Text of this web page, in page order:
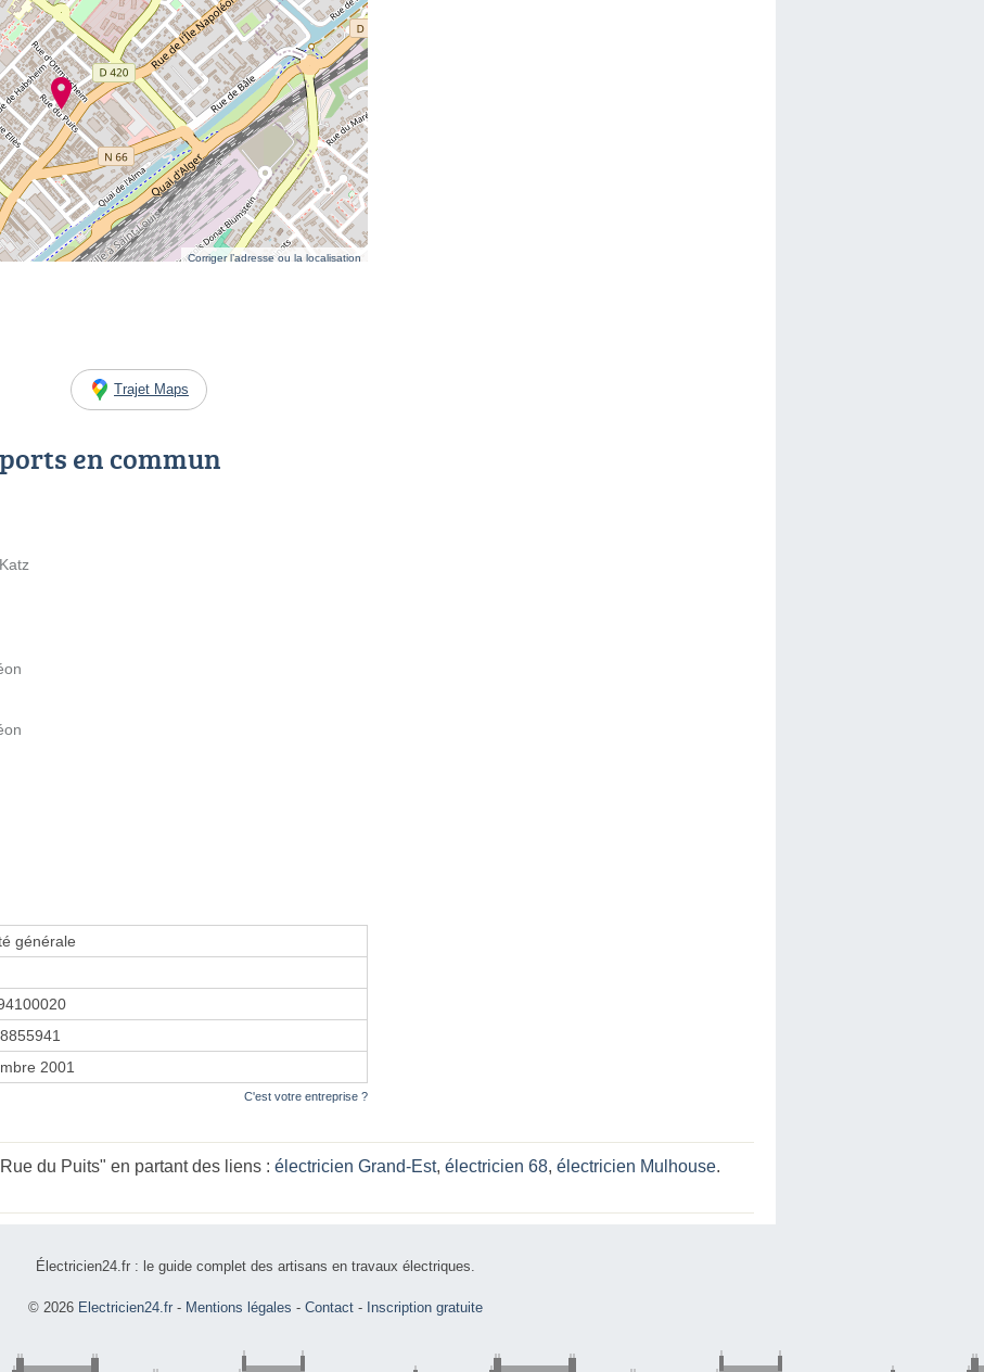
Corriger l’adresse ou la localisation
Trajet Maps
en commun
générale
2001
C'est votre entreprise ?
du Puits" en partant des liens : électricien Grand-Est, électricien 68, électricien Mulhouse.
Électricien24.fr : le guide complet des artisans en travaux électriques.
© 2026 Electricien24.fr - Mentions légales - Contact- Inscription gratuite